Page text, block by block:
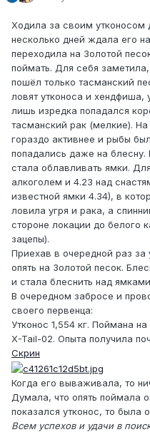
Ходила за своим утконосом
несколько дней ждала его
переходила на Золотой
поймать. Для себя
пошёл только тасманский
ловят утконоса и хендфиша,
лишь изредка попадался
тасманский рак (мелкие).
гораздо активнее и рыбы
попадались даже на блесну.
стала облавливать ямки.
алкоголем и 4.23 над
известной ямки 4.34), в
ловила угря и рака, а
стороне локации до белого
зацепы).
Приехав в очередной раз
опять на Золотой песок.
и стала блеснить над
В очередном забросе и
своего первенца:
Утконос 1,554 кг. Поймана
X-Tail-02. Опыта получила
Скрин
Когда его вываживала, то
Думала, что опять поймала
показался утконос, то была
Всем успехов и удачи в